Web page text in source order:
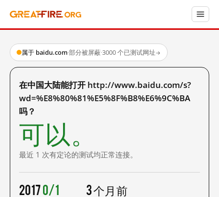
属于 baidu.com·部分被屏蔽·3000 个已测试网址→
在中国大陆能打开 http://www.baidu.com/s?
wd=%E8%80%81%E5%8F%B8%E6%9C%BA
吗？
可以。
最近 1 次有定论的测试均正常连接。
20170/1 3 个月前